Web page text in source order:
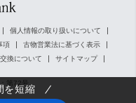
を短縮
個人情報の取り扱いについて
項
古物営業法に基づく表示
換について サイトマップ
第72号